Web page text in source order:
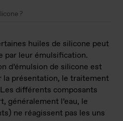
?
huiles de silicone peut
par leur émulsification.
d’émulsion de silicone est
la présentation, le traitement
différents composants
généralement l’eau, le
ne réagissent pas les uns